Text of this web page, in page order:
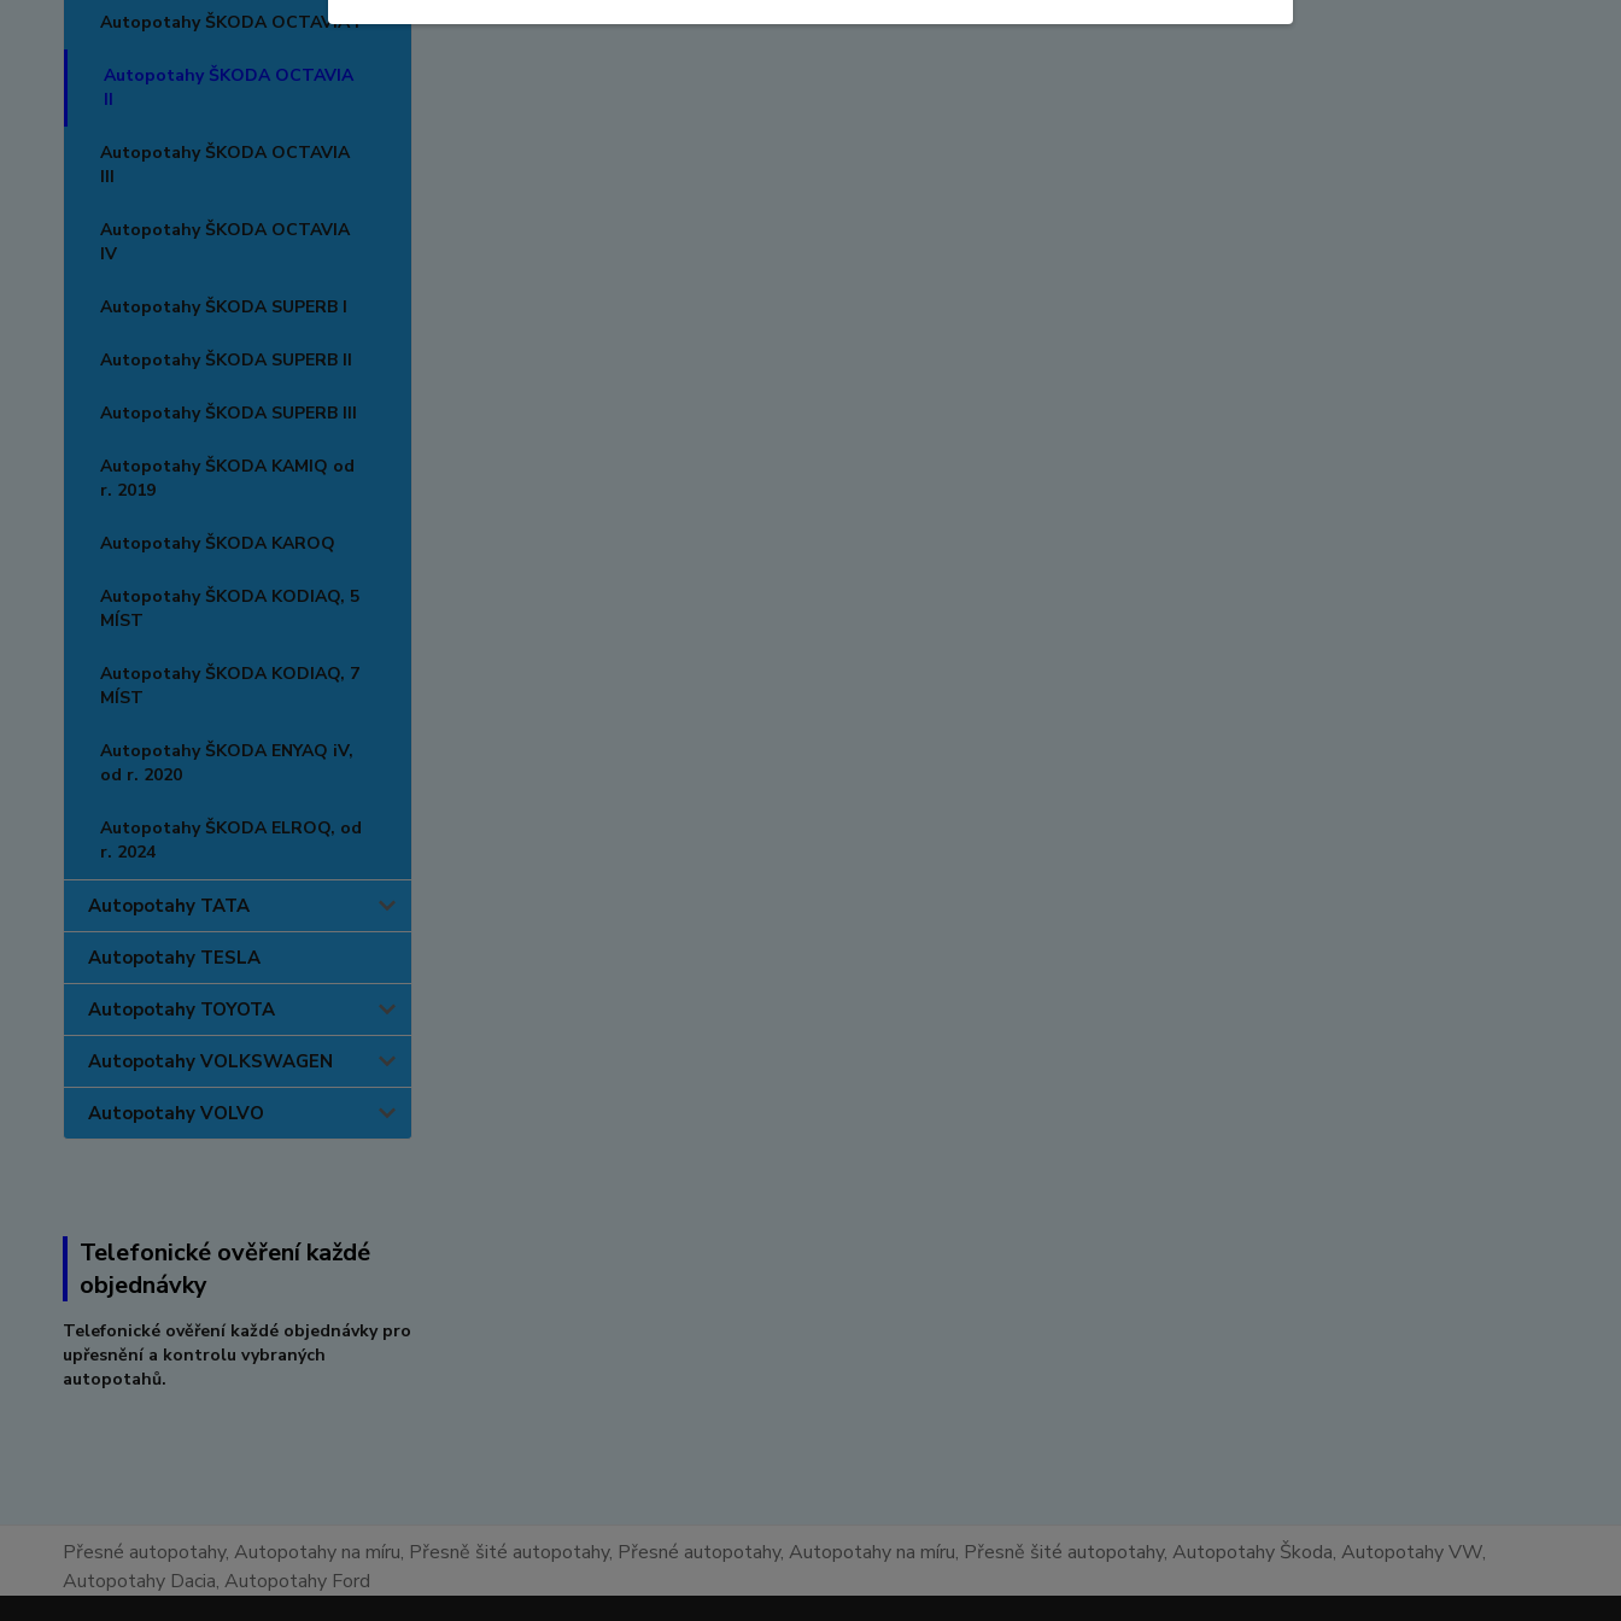
Autopotahy ŠKODA OCTAVIA I
Autopotahy ŠKODA OCTAVIA
II
Autopotahy ŠKODA OCTAVIA
III
Autopotahy ŠKODA OCTAVIA
IV
Autopotahy ŠKODA SUPERB I
Autopotahy ŠKODA SUPERB II
Autopotahy ŠKODA SUPERB III
Autopotahy ŠKODA KAMIQ od
r. 2019
Autopotahy ŠKODA KAROQ
Autopotahy ŠKODA KODIAQ, 5
MÍST
Autopotahy ŠKODA KODIAQ, 7
MÍST
Autopotahy ŠKODA ENYAQ iV,
od r. 2020
Autopotahy ŠKODA ELROQ, od
r. 2024
Autopotahy TATA
Autopotahy TESLA
Autopotahy TOYOTA
Autopotahy VOLKSWAGEN
Autopotahy VOLVO
Telefonické ověření každé
objednávky
Telefonické ověření každé objednávky pro
upřesnění a kontrolu vybraných
autopotahů.
Přesné autopotahy, Autopotahy na míru, Přesně šité autopotahy, Přesné autopotahy, Autopotahy na míru, Přesně šité autopotahy, Autopotahy Škoda, Autopotahy VW,
Autopotahy Dacia, Autopotahy Ford